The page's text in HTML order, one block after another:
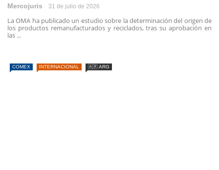
Mercojuris 31 de julio de 2026
La OMA ha publicado un estudio sobre la determinación del origen de
los productos remanufacturados y reciclados, tras su aprobación en
las ...
COMEX INTERNACIONAL 🇦🇷 ARG